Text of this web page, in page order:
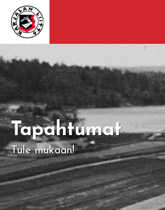
Tapahtumat
Tule mukaan!